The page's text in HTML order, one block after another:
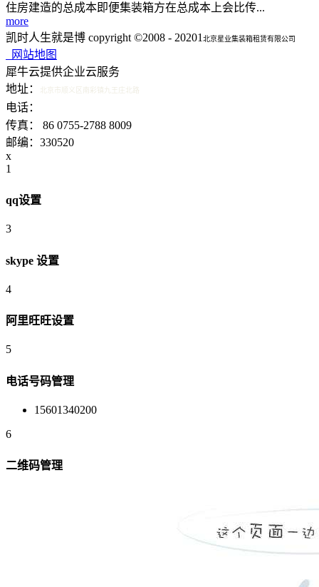
住房建造的总成本即便集装箱方在总成本上会比传...
more
凯时人生就是博 copyright ©2008 - 20201 北京星业集装箱租赁有限公司
网站地图
犀牛云提供企业云服务
地址：
北京市顺义区南彩镇九王庄北路
电话：
传真： 86 0755-2788 8009
邮编：330520
x
1
qq设置
3
skype 设置
4
阿里旺旺设置
5
电话号码管理
15601340200
6
二维码管理